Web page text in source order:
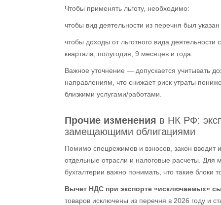
Чтобы применять льготу, необходимо:
чтобы вид деятельности из перечня был
чтобы доходы от льготного вида деятельности
квартала, полугодия, 9 месяцев и года.
Важное уточнение — допускается учитывать
направлениям, что снижает риск утраты
близкими услугами/работами.
Прочие изменения в НК РФ:
замещающими облигациями
Помимо спецрежимов и взносов, закон вводит
отдельные отрасли и налоговые расчеты. Для
бухгалтерии важно понимать, что такие блоки
Вычет НДС при экспорте «исключаемых»
товаров исключены из перечня в 2026 году и